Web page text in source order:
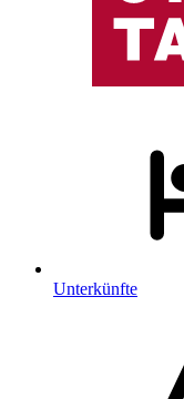
Unterkünfte